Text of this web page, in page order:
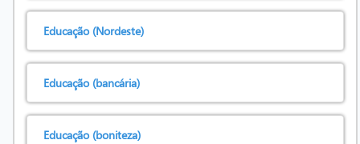
Educação (Nordeste)
Educação (bancária)
Educação (boniteza)